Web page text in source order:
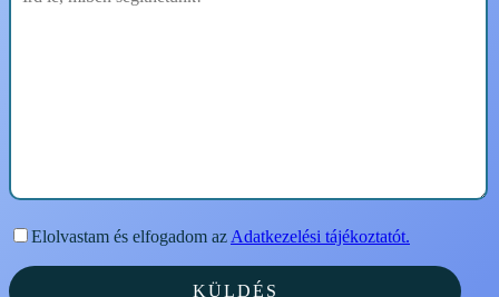
Elolvastam és elfogadom az Adatkezelési tájékoztatót.